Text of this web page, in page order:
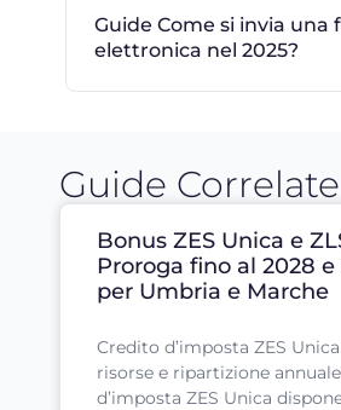
Guide Come si invia una
elettronica nel 2025?
Guide Correlate
Bonus ZES Unica e
Proroga fino al 2028
per Umbria e Marche
Credito d’imposta ZES
risorse e ripartizione
d’imposta ZES Unica